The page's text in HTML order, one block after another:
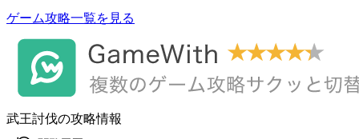
ゲーム攻略一覧を見る
武王討伐の攻略情報